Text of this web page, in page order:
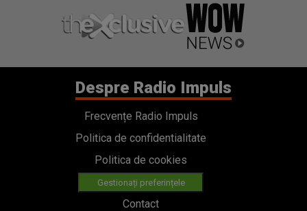
Despre Radio Impuls
Frecvențe Radio Impuls
Politica de confidentialitate
Politica de cookies
Gestionați preferințele
Contact